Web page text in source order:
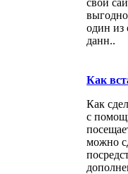
один из
данн..
Как
Как
с
можно